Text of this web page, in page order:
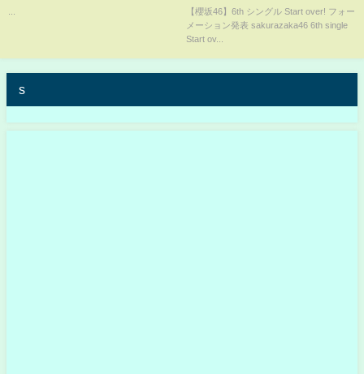
sakurazaka46 6th single Start
over! formation
【櫻坂46】6th シングル Start over! フォー
メーション発表 sakurazaka46 6th single
Start ov...
s